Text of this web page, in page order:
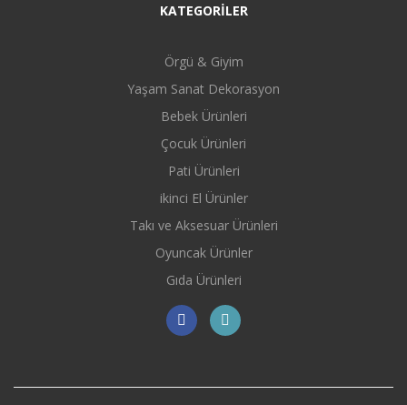
KATEGORİLER
Örgü & Giyim
Yaşam Sanat Dekorasyon
Bebek Ürünleri
Çocuk Ürünleri
Pati Ürünleri
ikinci El Ürünler
Takı ve Aksesuar Ürünleri
Oyuncak Ürünler
Gıda Ürünleri